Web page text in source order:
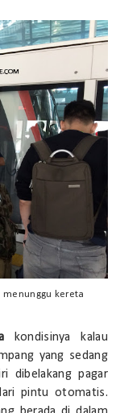
kereta
kondisinya kalau
yang sedang
dibelakang pagar
pintu otomatis.